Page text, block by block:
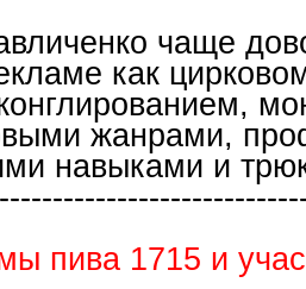
чаще
как
жанрами,
навыками и
пива 1715 и